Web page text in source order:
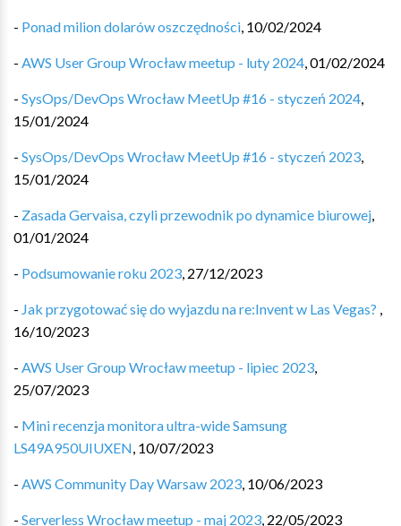
- Ponad milion dolarów oszczędności, 10/02/2024
- AWS User Group Wrocław meetup - luty 2024,01/02/2024
- SysOps/DevOps Wrocław MeetUp #16 - styczeń 2024,
15/01/2024
- SysOps/DevOps Wrocław MeetUp #16 - styczeń 2023,
15/01/2024
- Zasada Gervaisa, czyli przewodnik po dynamice biurowej,
01/01/2024
- Podsumowanie roku 2023, 27/12/2023
- Jak przygotować się do wyjazdu na re:Invent w Las Vegas? ️ ,
16/10/2023
- AWS User Group Wrocław meetup - lipiec 2023,
25/07/2023
- Mini recenzja monitora ultra-wide Samsung
LS49A950UIUXEN, 10/07/2023
- AWS Community Day Warsaw 2023, 10/06/2023
- Serverless Wrocław meetup - maj 2023, 22/05/2023